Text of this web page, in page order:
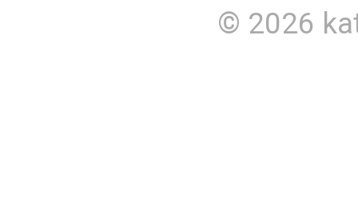
© 2026